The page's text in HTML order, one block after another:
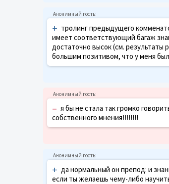
+ тролинг предыдущего
имеет соответствующий багаж
достаточно высок (см. результаты
большим позитивом, что у меня
– я бы не стала так громко
собственного мнения!!!!!!!!
+ да нормальный он препод: и
если ты желаешь чему-либо